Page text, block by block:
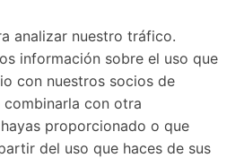
PRAGMA
de Marzo, acude a
de 4...
analizar nuestro tráfico.
información sobre el uso que
con nuestros socios de
combinarla con otra
proporcionado o que
del uso que haces de sus